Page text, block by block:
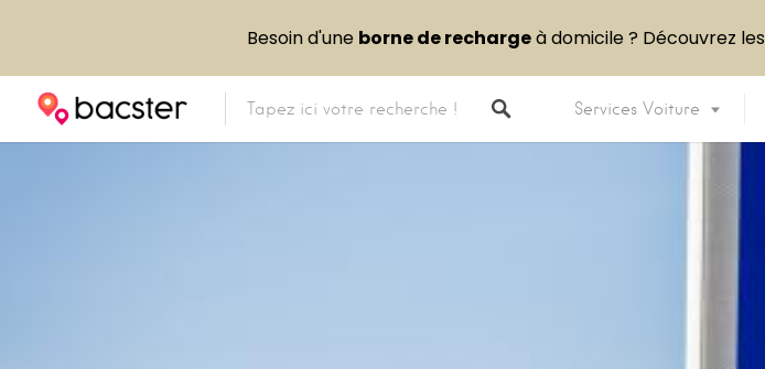
Services Voiture
Besoin d'une borne de rechargeà domicile ? Découvrez les